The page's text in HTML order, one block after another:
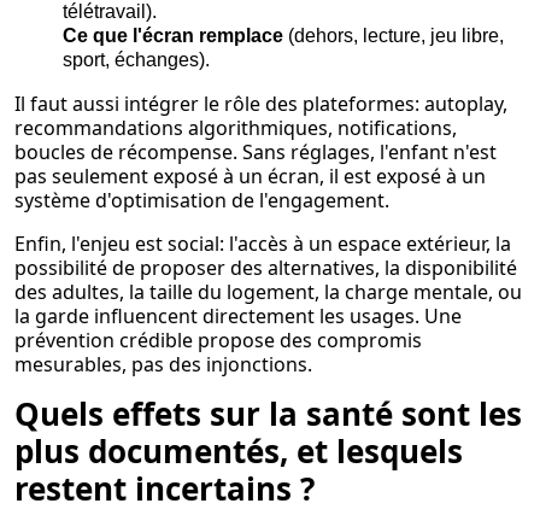
télétravail).
Ce que l'écran remplace (dehors, lecture, jeu libre,
sport, échanges).
Il faut aussi intégrer le rôle des plateformes: autoplay,
recommandations algorithmiques, notifications,
boucles de récompense. Sans réglages, l'enfant n'est
pas seulement exposé à un écran, il est exposé à un
système d'optimisation de l'engagement.
Enfin, l'enjeu est social: l'accès à un espace extérieur, la
possibilité de proposer des alternatives, la disponibilité
des adultes, la taille du logement, la charge mentale, ou
la garde influencent directement les usages. Une
prévention crédible propose des compromis
mesurables, pas des injonctions.
Quels effets sur la santé sont les
plus documentés, et lesquels
restent incertains ?